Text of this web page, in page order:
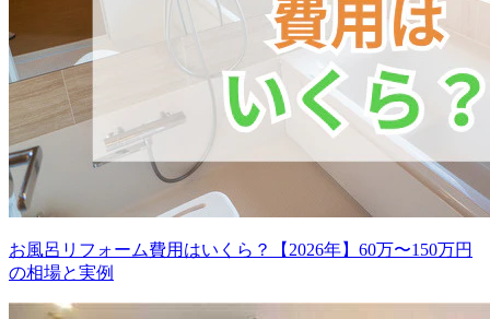
お風呂リフォーム費用はいくら？【2026年】60万〜150万円
の相場と実例